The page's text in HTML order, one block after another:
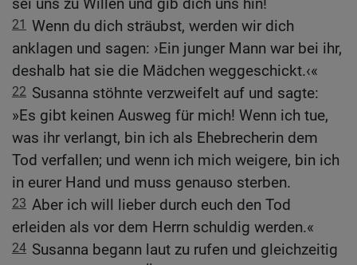
sei uns zu Willen und gib dich uns hin!
21 Wenn du dich sträubst, werden wir dich
anklagen und sagen: ›Ein junger Mann war bei ihr,
deshalb hat sie die Mädchen weggeschickt.‹«
22 Susanna stöhnte verzweifelt auf und sagte:
»Es gibt keinen Ausweg für mich! Wenn ich tue,
was ihr verlangt, bin ich als Ehebrecherin dem
Tod verfallen; und wenn ich mich weigere, bin ich
in eurer Hand und muss genauso sterben.
23 Aber ich will lieber durch euch den Tod
erleiden als vor dem Herrn schuldig werden.«
24 Susanna begann laut zu rufen und gleichzeitig